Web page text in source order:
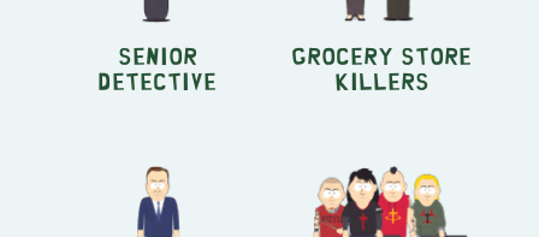
Senior
Detective
Grocery Store
Killers